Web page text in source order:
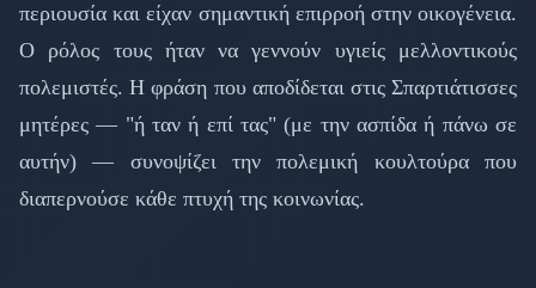
περιουσία και είχαν σημαντική επιρροή στην οικογένεια.
Ο ρόλος τους ήταν να γεννούν υγιείς μελλοντικούς
πολεμιστές. Η φράση που αποδίδεται στις Σπαρτιάτισσες
μητέρες — "ή ταν ή επί τας" (με την ασπίδα ή πάνω σε
αυτήν) — συνοψίζει την πολεμική κουλτούρα που
διαπερνούσε κάθε πτυχή της κοινωνίας.